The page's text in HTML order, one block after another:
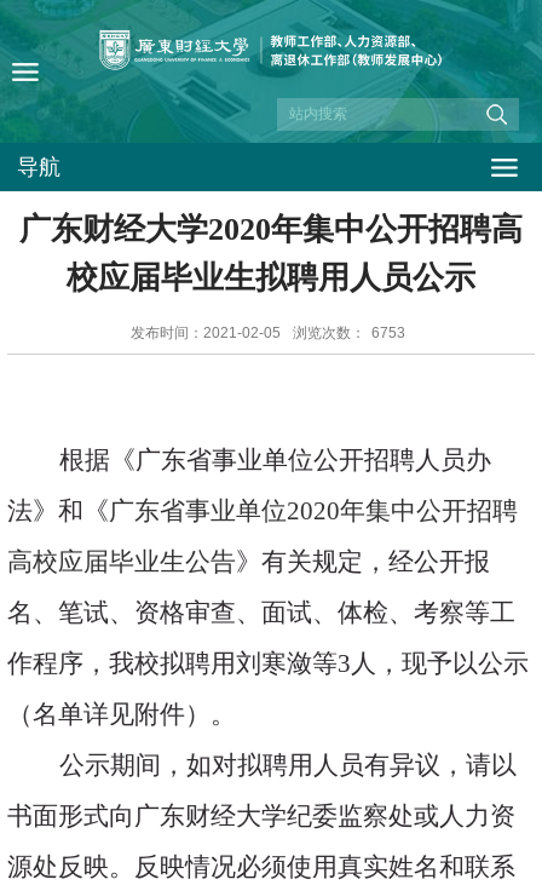
导航
广东财经大学2020年集中公开招聘高
校应届毕业生拟聘用人员公示
发布时间：2021-02-05 浏览次数： 6753
根据《广东省事业单位公开招聘人员办
法》和《广东省事业单位2020年集中公开招聘
高校应届毕业生公告》有关规定，经公开报
名、笔试、资格审查、面试、体检、考察等工
作程序，我校拟聘用刘寒潋等3 人，现予以公示
（名单详见附件）。
公示期间，如对拟聘用人员有异议，请以
书面形式向广东财经大学纪委监察处或人力资
源处反映。反映情况必须使用真实姓名和联系